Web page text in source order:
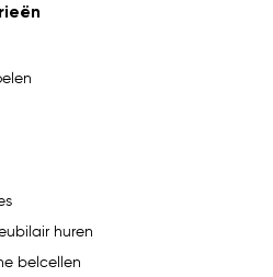
huren
belcellen